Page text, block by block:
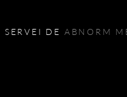
DE ABNORM